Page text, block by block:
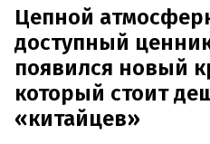
Цепной
доступный
появился новый
который стоит
«китайцев»